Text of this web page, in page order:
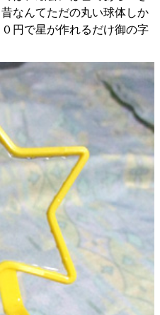
なんてただの丸い球体しか
円で星が作れるだけ御の字